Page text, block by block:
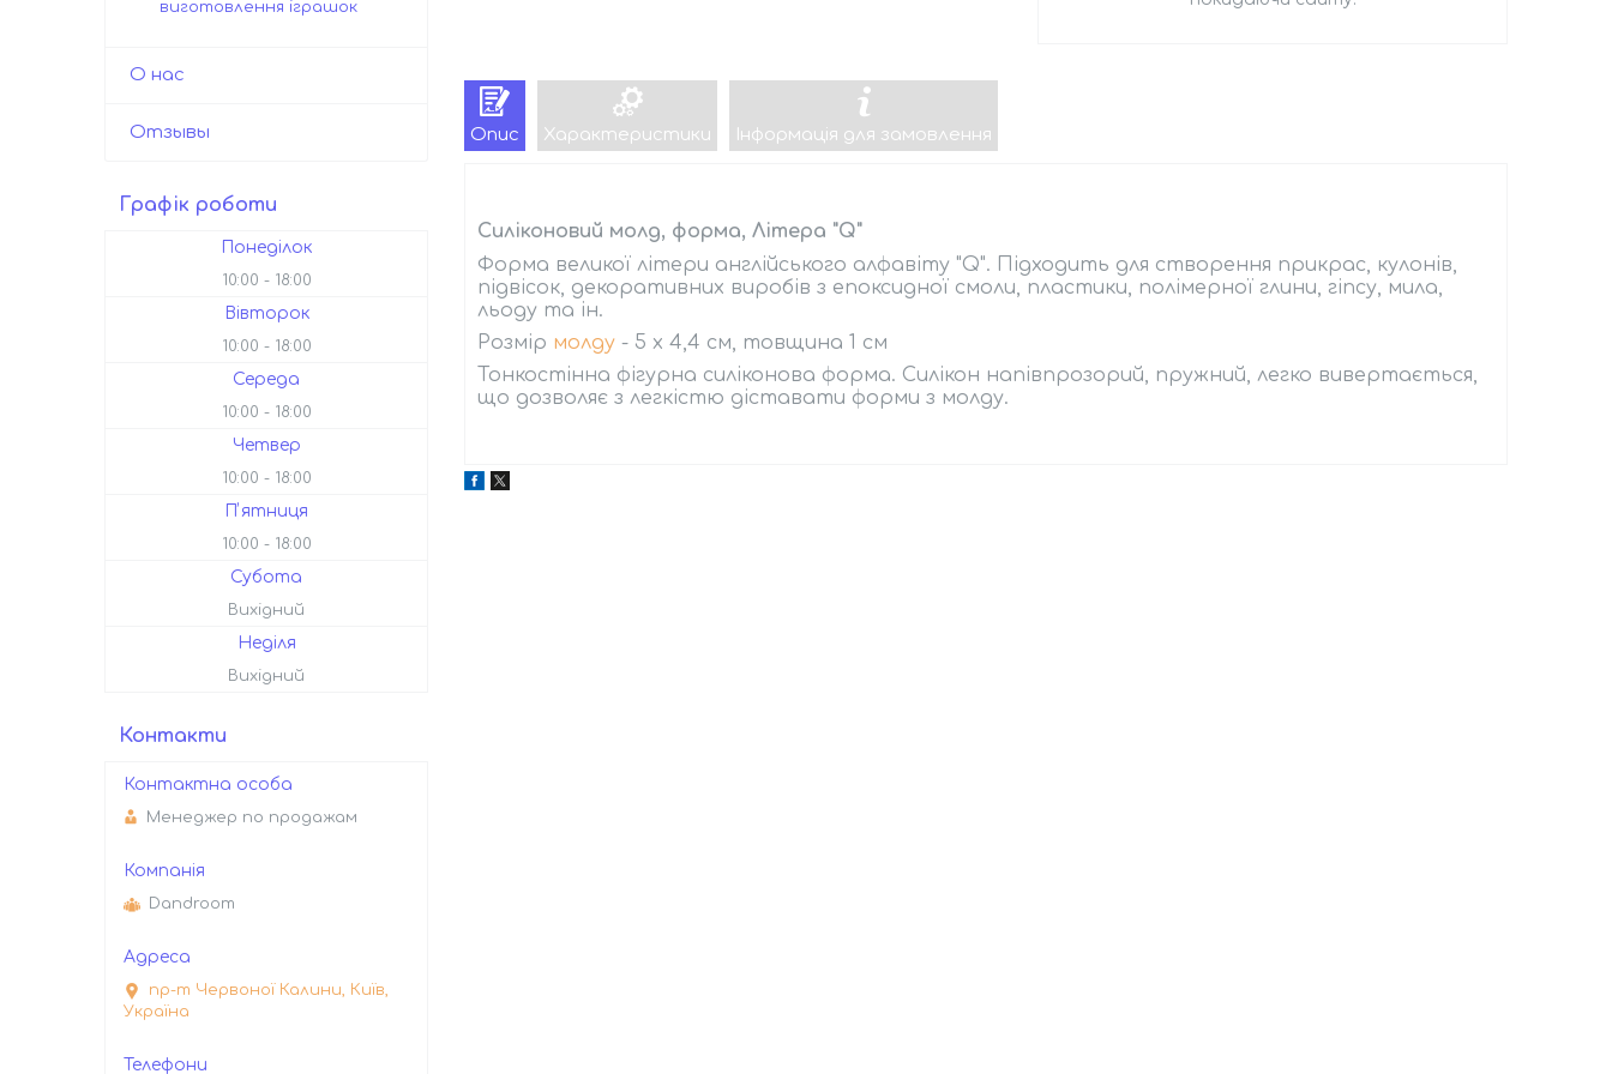
Опис Характеристики Інформація для замовлення
Силіконовий молд, форма, Літера "Q"
Форма великої літери англійського алфавіту "Q". Підходить для створення прикрас, кулонів,
підвісок, декоративних виробів з епоксидної смоли, пластики, полімерної глини, гіпсу, мила,
льоду та ін.
Розмір молду - 5 х 4,4 см, товщина 1 см
Тонкостінна фігурна силіконова форма. Силікон напівпрозорий, пружний, легко вивертається,
що дозволяє з легкістю діставати форми з молду.
виготовлення іграшок
О нас
Отзывы
Графік роботи
Понеділок
10:00 18:00
Вівторок
10:00 18:00
Середа
10:00 18:00
Четвер
10:00 18:00
Пʼятниця
10:00 18:00
Субота
Вихідний
Неділя
Вихідний
Контакти
Менеджер по продажам
Dandroom
пр-т Червоної Калини, Київ,
Україна